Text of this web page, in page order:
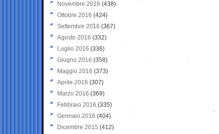
Novembre 2016 (438)
Ottobre 2016 (424)
Settembre 2016 (367)
Agosto 2016 (332)
Luglio 2016 (336)
Giugno 2016 (358)
Maggio 2016 (373)
Aprile 2016 (307)
Marzo 2016 (369)
Febbraio 2016 (335)
Gennaio 2016 (404)
Dicembre 2015 (412)